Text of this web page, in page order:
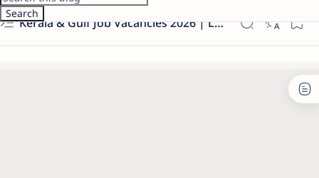
Kerala & Gulf Job Vacancies 2026 | Latest Govt & Private Jobs